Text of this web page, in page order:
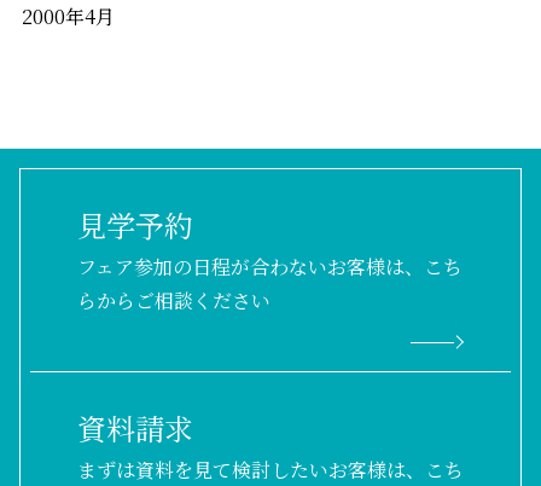
2000年4月
見学予約
フェア参加の日程が合わないお客様は、こち
らからご相談ください
資料請求
まずは資料を見て検討したいお客様は、こち